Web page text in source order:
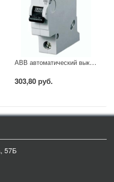
АВВ автоматический выключатель SH201 - C16
303,80 руб.
57Б